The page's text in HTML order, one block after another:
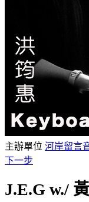
主辦單位 河岸留言
下一步
J.E.G w./